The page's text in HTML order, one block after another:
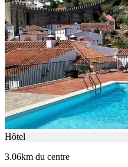
Hôtel
3.06km du centre